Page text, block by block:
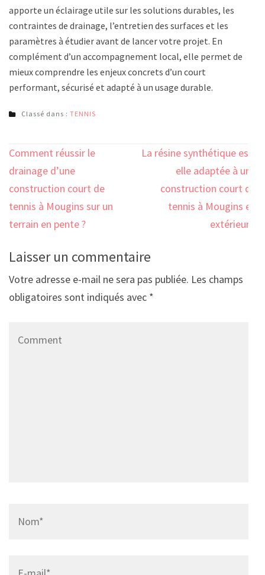
apporte un éclairage utile sur les solutions durables, les
contraintes de drainage, l’entretien des surfaces et les
paramètres à étudier avant de lancer votre projet. En
complément d’un accompagnement local, elle permet de
mieux comprendre les enjeux concrets d’un court
performant, sécurisé et adapté à un usage durable.
Classé dans : TENNIS
Navigation
de
l’article
Comment réussir le
drainage d’une
construction court de
tennis à Mougins sur un
terrain en pente ?
La résine synthétique est-
elle adaptée à une
construction court de
tennis à Mougins en
extérieur ?
Laisser un commentaire
Votre adresse e-mail ne sera pas publiée. Les champs
obligatoires sont indiqués avec *